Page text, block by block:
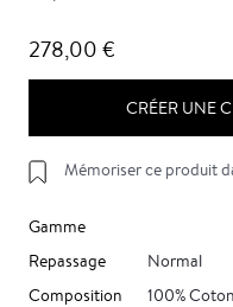
278,00 €
CRÉER UNE
Mémoriser ce produit
Gamme
Repassage
Normal
Composition
100% Coton